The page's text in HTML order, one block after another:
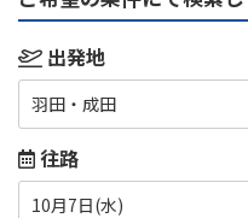
出発地
羽田・成田
往路
10月7日(水)